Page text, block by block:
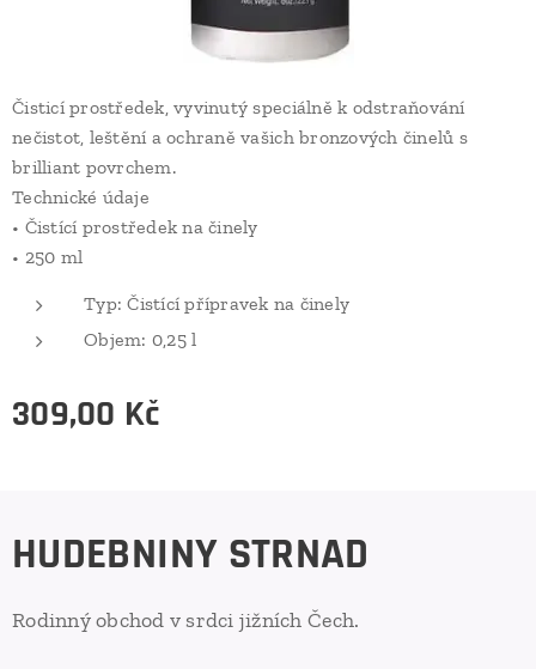
Čisticí prostředek, vyvinutý speciálně k odstraňování
nečistot, leštění a ochraně vašich bronzových činelů s
brilliant povrchem.
Technické údaje
• Čistící prostředek na činely
• 250 ml
Typ: Čistící přípravek na činely
Objem: 0,25 l
309,00 Kč
HUDEBNINY STRNAD
Rodinný obchod v srdci jižních Čech.